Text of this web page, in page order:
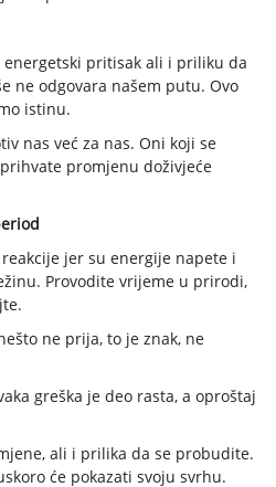
pritisak ali i priliku da
ne odgovara našem putu. Ovo
istinu.
nas već za nas. Oni koji se
promjenu doživjeće
jer su energije napete i
Provodite vrijeme u prirodi,
ne prija, to je znak, ne
greška je deo rasta, a oproštaj
ali i prilika da se probudite.
će pokazati svoju svrhu.